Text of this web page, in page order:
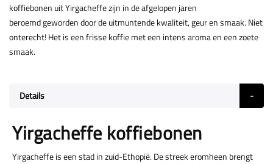
koffiebonen uit Yirgacheffe zijn in de afgelopen jaren
beroemd geworden door de uitmuntende kwaliteit, geur en smaak. Niet
onterecht! Het is een frisse koffie met een intens aroma en een zoete
smaak.
Details
Yirgacheffe koffiebonen
Yirgacheffe is een stad in zuid-Ethopië. De streek eromheen brengt